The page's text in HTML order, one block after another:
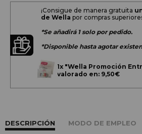
¡Consigue de manera gratuita
de Wella por compras
*Se añadirá 1 solo por pedido.
*Disponible hasta agotar
1x "Wella Promoción
valorado en: 9,50€
DESCRIPCIÓN MODO DE EMPLEO